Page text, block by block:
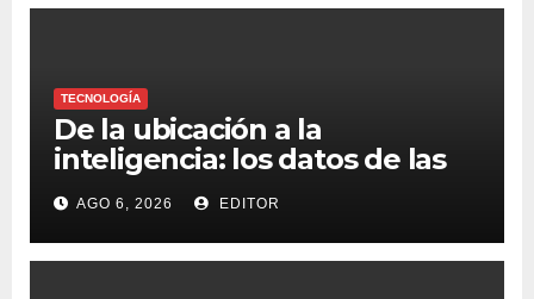
TECNOLOGÍA
De la ubicación a la
inteligencia: los datos de las
flotillas revelan cómo opera
un negocio
AGO 6, 2026 EDITOR